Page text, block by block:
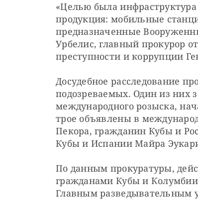
«Целью была
продукция: мобильные
предназначенные
Урбелис, главный прокурор
преступности и коррупции
Досудебное расследование
подозреваемых. Один из них
международного розыска,
трое объявлены в
Пекора, гражданин Кубы и
Кубы и Испании Майра
По данным прокуратуры,
гражданами Кубы и
Главным разведывательным